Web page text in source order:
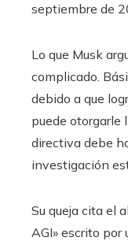
septiembre de
Lo que Musk
complicado.
debido a que
puede otorgarle
directiva debe
investigación
Su queja cita el
AGI» escrito